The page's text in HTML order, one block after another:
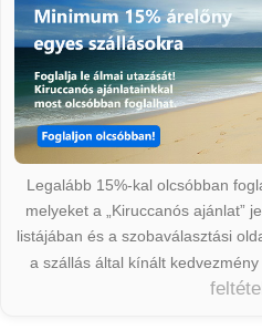
Legalább 15%-kal olcsóbban
melyeket a „Kiruccanós ajánlat”
listájában és a szobaválasztási
a szállás által kínált